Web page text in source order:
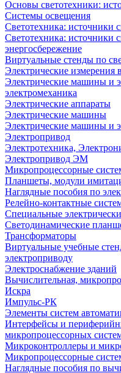
Основы светотехники:
Системы освещения
Светотехника: источники
Светотехника: источники
энергосбережение
Виртуальные стенды по
Электрические измерения
Электрические машины и
электромеханика
Электрические аппараты
Электрические машины
Электрические машины и
Электропривод
Электротехника,
Электропривод ЭМ
Микропроцессорные
Планшеты, модули
Наглядные пособия по
Релейно-контактные
Специальные
Светодинамические
Трансформаторы
Виртуальные учебные
электроприводу
Электроснабжение зданий
Вычислительная,
Искра
Импульс-РК
Элементы систем
Интерфейсы и
микропроцессорных
Микроконтроллеры и
Микропроцессорные
Наглядные пособия по